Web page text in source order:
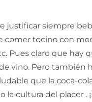
justificar siempre
comer tocino con
Pues claro que hay
vino. Pero también
que la coca-
la cultura del placer